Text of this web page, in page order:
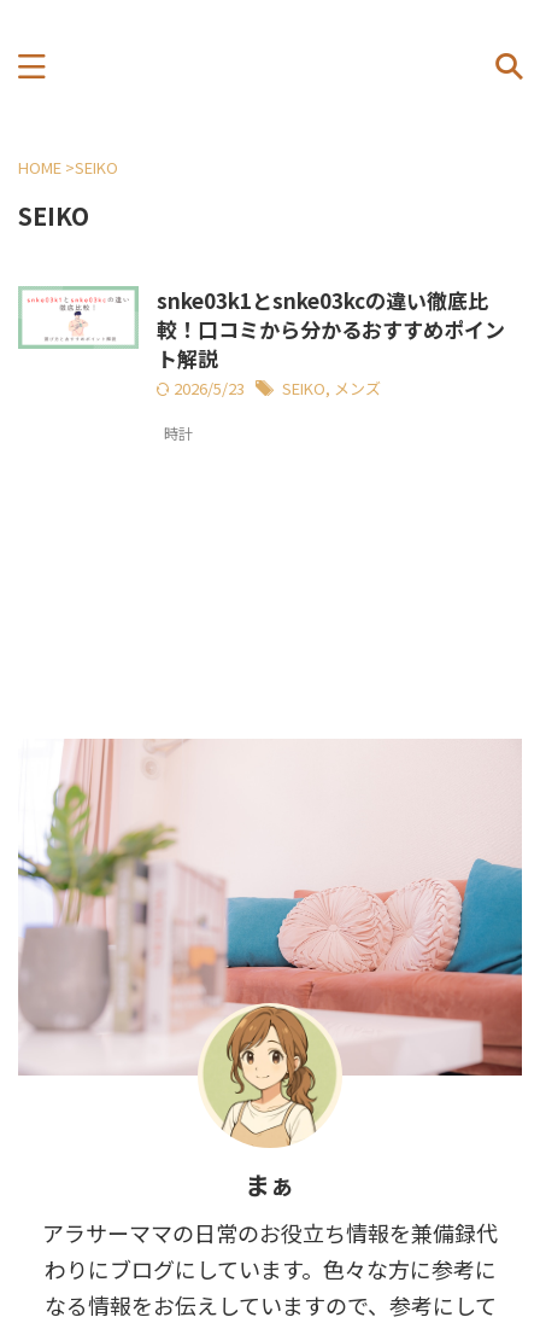
HOME >SEIKO
SEIKO
snke03k1とsnke03kcの違い徹底比
較！口コミから分かるおすすめポイン
ト解説
2026/5/23 SEIKO, メンズ
時計
まぁ
アラサーママの日常のお役立ち情報を兼備録代
わりにブログにしています。色々な方に参考に
なる情報をお伝えしていますので、参考にして